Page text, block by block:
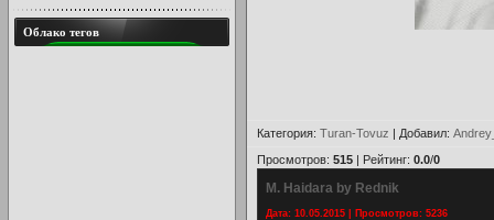
Категория: Turan-Tovuz | Добавил:
Просмотров: 515 | Рейтинг: 0.0/0
M. Haidara by Rednik
Дата: 10.05.2015 | Просмотров: 5236
Облако тегов